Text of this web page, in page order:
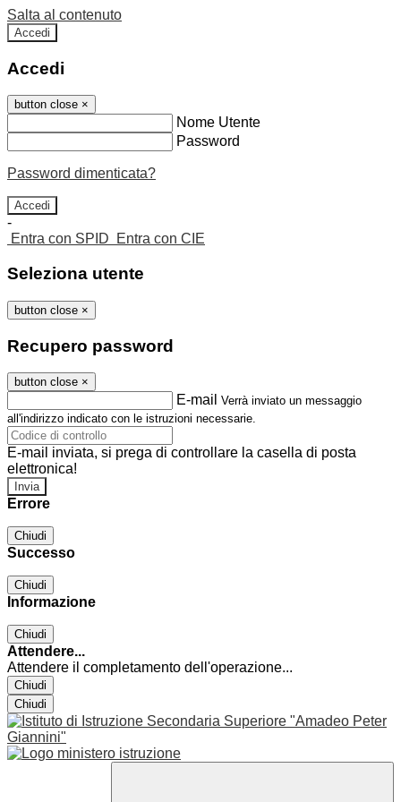
Salta al contenuto
Accedi
Accedi
button close ×
Nome Utente
Password
Password dimenticata?
-
Entra con SPID
Entra con CIE
Seleziona utente
button close ×
Recupero password
button close ×
E-mail Verrà inviato un messaggio
all'indirizzo indicato con le istruzioni necessarie.
E-mail inviata, si prega di controllare la casella di posta
elettronica!
Errore
Chiudi
Successo
Chiudi
Informazione
Chiudi
Attendere...
Attendere il completamento dell'operazione...
Chiudi
Chiudi